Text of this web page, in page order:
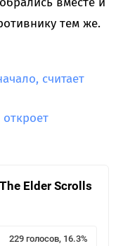
тем же.
считает
откроет
Elder Scrolls
229 голосов, 16.3%